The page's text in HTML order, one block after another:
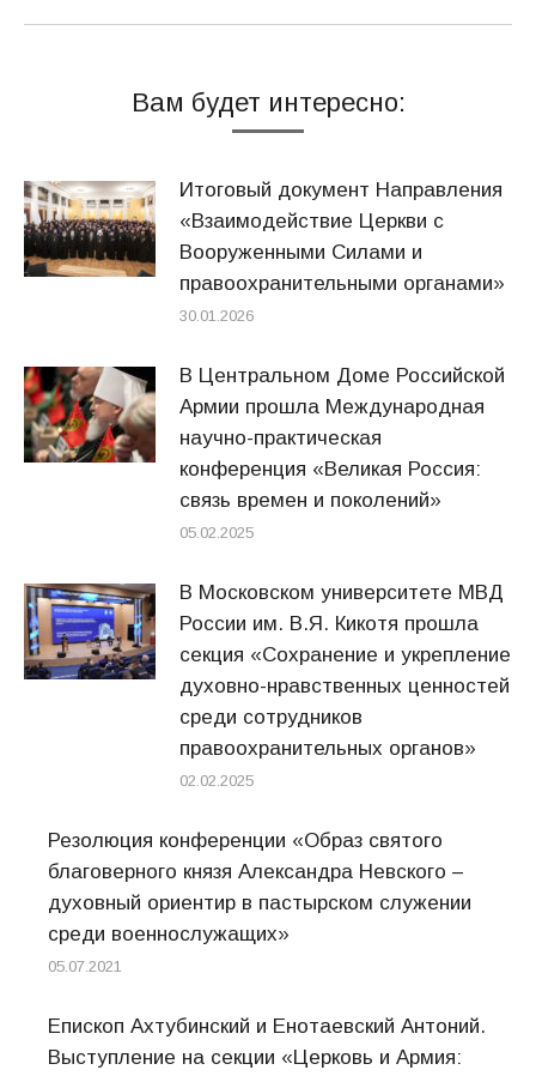
Вам будет интересно:
Итоговый документ Направления
«Взаимодействие Церкви с
Вооруженными Силами и
правоохранительными органами»
30.01.2026
В Центральном Доме Российской
Армии прошла Международная
научно-практическая
конференция «Великая Россия:
связь времен и поколений»
05.02.2025
В Московском университете МВД
России им. В.Я. Кикотя прошла
секция «Сохранение и укрепление
духовно-нравственных ценностей
среди сотрудников
правоохранительных органов»
02.02.2025
Резолюция конференции «Образ святого
благоверного князя Александра Невского –
духовный ориентир в пастырском служении
среди военнослужащих»
05.07.2021
Епископ Ахтубинский и Енотаевский Антоний.
Выступление на секции «Церковь и Армия: